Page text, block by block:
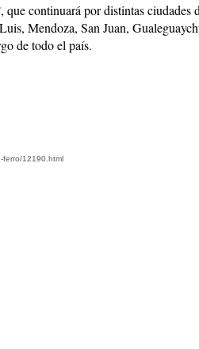
, que continuará por distintas
Mendoza, San Juan,
de todo el país.
ferro/12190.html